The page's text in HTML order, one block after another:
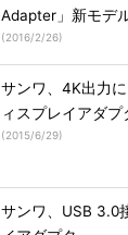
Adapter」新モデ
(2016/2/26)
サンワ、4K出力
ィスプレイアダプ
(2015/6/29)
サンワ、USB 3.0